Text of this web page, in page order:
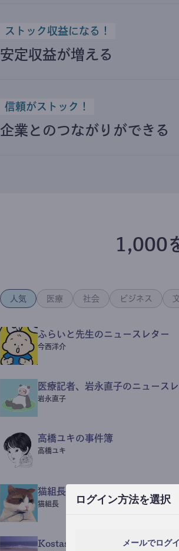
ログイン方法を選択
メールでログ
ストック収益になる！
安定収益が増える
信頼がストック！
企業とのつながりができる
1,000
人気 医療 社会 ビジネス
ふらいと先生のニュースレター
今西洋介
医療記者、岩永直子のニュース
岩永直子
高橋ユキの事件簿
高橋ユキ
猫組長POST
猫組長
Kostas Beauty News